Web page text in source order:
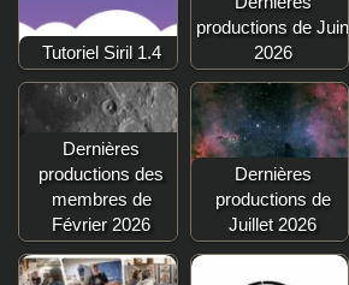
Tutoriel Siril 1.4
productions de Juin
2026
Dernières
productions des
membres de
Février 2026
Dernières
productions de
Juillet 2026